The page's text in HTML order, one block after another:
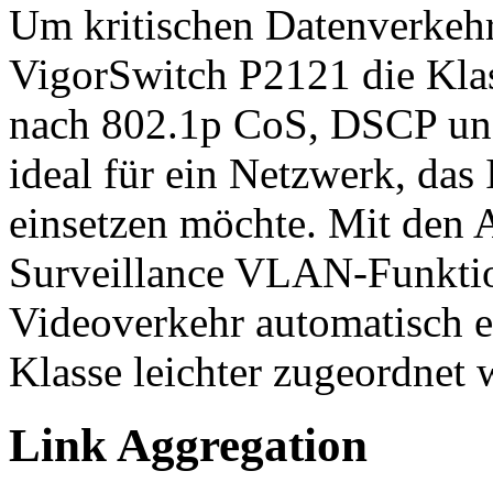
Um kritischen
VigorSwitch P2121 die
nach 802.1p CoS, DSCP
ideal für ein Netzwerk, das
einsetzen möchte. Mit
Surveillance VLAN-
Videoverkehr automatisch
Klasse leichter zugeordnet
Link Aggregation